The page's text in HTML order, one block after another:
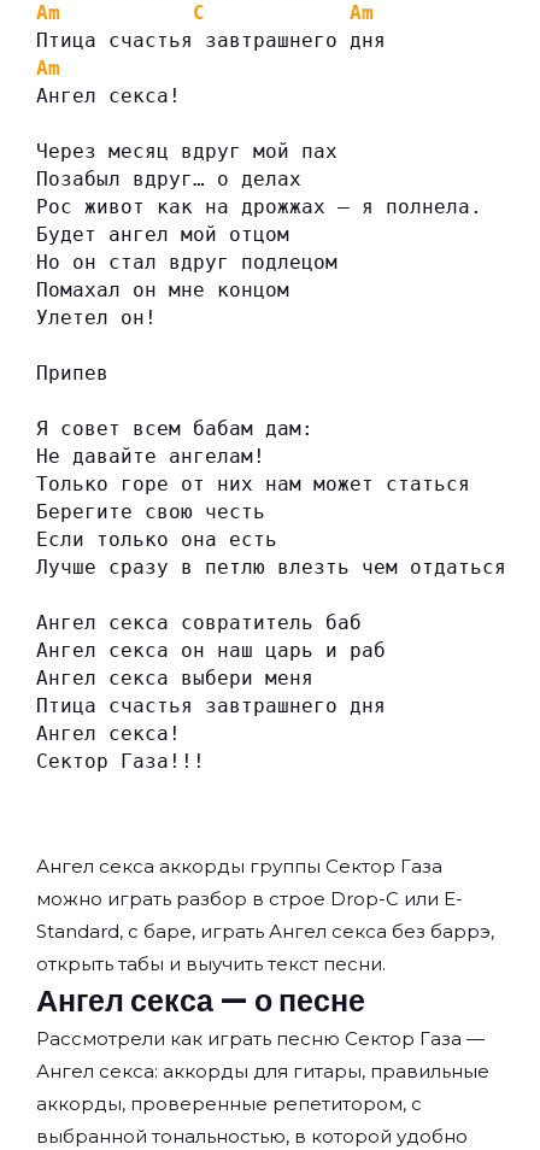
Am
C
Am
Птица счастья завтрашнего дня
Am
Ангел секса!
Через месяц вдруг мой пах
Позабыл вдруг… о делах
Рос живот как на дрожжах — я полнела.
Будет ангел мой отцом
Но он стал вдруг подлецом
Помахал он мне концом
Улетел он!
Припев
Я совет всем бабам дам:
Не давайте ангелам!
Только горе от них нам может статься
Берегите свою честь
Если только она есть
Лучше сразу в петлю влезть чем отдаться!
Ангел секса совратитель баб
Ангел секса он наш царь и раб
Ангел секса выбери меня
Птица счастья завтрашнего дня
Ангел секса!
Сектор Газа!!!
Ангел секса аккорды группы Сектор Газа
можно играть разбор в строе Drop-C или E-
Standard, с баре, играть Ангел секса без баррэ,
открыть табы и выучить текст песни.
Ангел секса — о песне
Рассмотрели как играть песню Сектор Газа —
Ангел секса: аккорды для гитары, правильные
аккорды, проверенные репетитором, с
выбранной тональностью, в которой удобно